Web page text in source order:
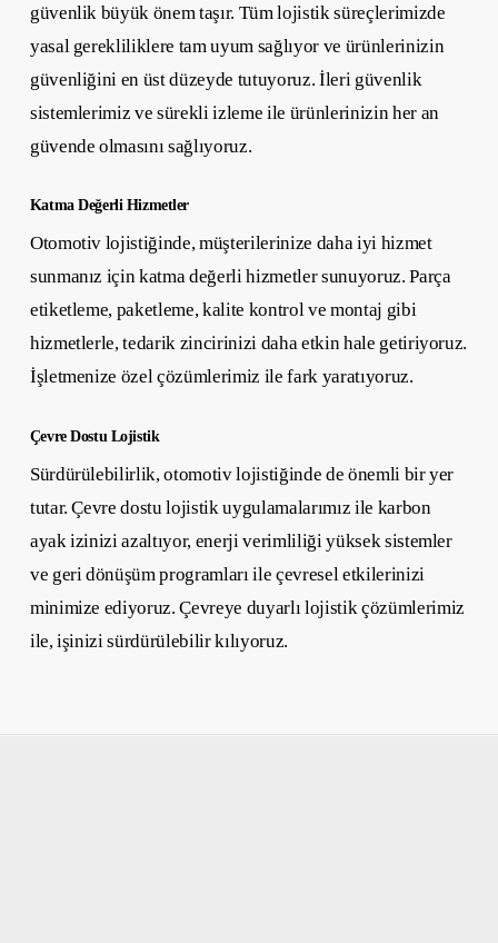
güvenlik büyük önem taşır. Tüm lojistik süreçlerimizde
yasal gerekliliklere tam uyum sağlıyor ve ürünlerinizin
güvenliğini en üst düzeyde tutuyoruz. İleri güvenlik
sistemlerimiz ve sürekli izleme ile ürünlerinizin her an
güvende olmasını sağlıyoruz.
Katma Değerli Hizmetler
Otomotiv lojistiğinde, müşterilerinize daha iyi hizmet
sunmanız için katma değerli hizmetler sunuyoruz. Parça
etiketleme, paketleme, kalite kontrol ve montaj gibi
hizmetlerle, tedarik zincirinizi daha etkin hale getiriyoruz.
İşletmenize özel çözümlerimiz ile fark yaratıyoruz.
Çevre Dostu Lojistik
Sürdürülebilirlik, otomotiv lojistiğinde de önemli bir yer
tutar. Çevre dostu lojistik uygulamalarımız ile karbon
ayak izinizi azaltıyor, enerji verimliliği yüksek sistemler
ve geri dönüşüm programları ile çevresel etkilerinizi
minimize ediyoruz. Çevreye duyarlı lojistik çözümlerimiz
ile, işinizi sürdürülebilir kılıyoruz.